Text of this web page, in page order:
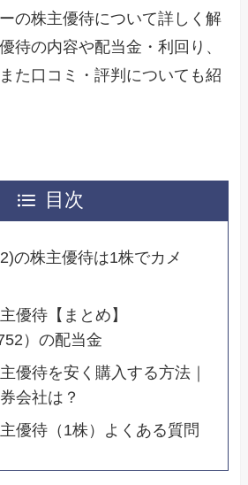
の株主優待について詳しく解
待の内容や配当金・利回り、
た口コミ・評判についても紹
目次
の株主優待は1株でカメ
優待【まとめ】
）の配当金
優待を安く購入する方法｜
会社は？
優待（1株）よくある質問